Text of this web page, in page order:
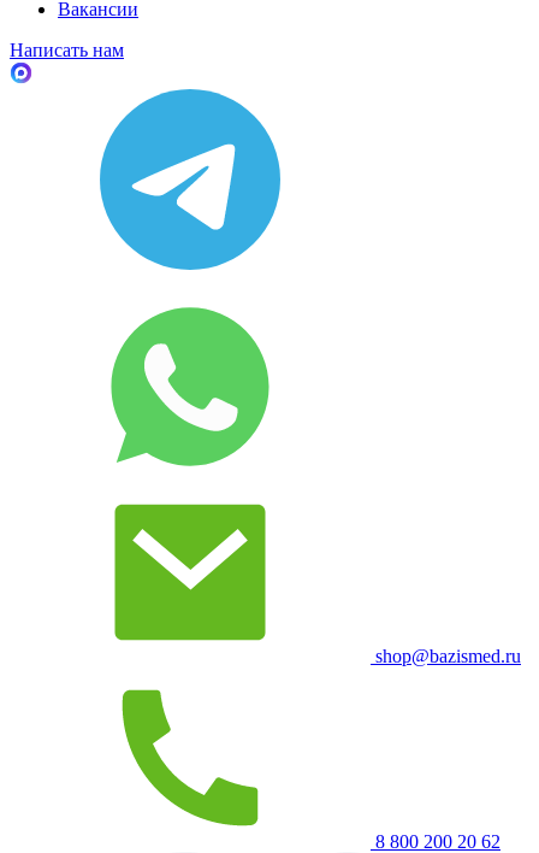
Вакансии
Написать нам
shop@bazismed.ru
8 800 200 20 62